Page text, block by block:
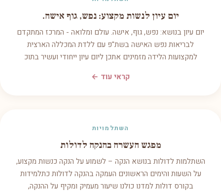
יום עיון לנשות מקצוע: נפש, גוף אישה.
יום עיון בנושא: נפש, גוף, אישה. עולם ומלואה - המרכז המתקדם
לבריאות נפש האישה בשת"פ עם ללדת המכללה הארצית
למקצועות הלידה מזמינים אתכן ליום עיון ייחודי ועשיר בתוכ
קראי עוד ←
השתלמויות
מפגש העשרה בהנקה לדולות
השתלמות לדולות בנושא הנקה – לשמוע על הנקה כנשות מקצוע,
על השעות והימים הראשונים העמקה בהנקה לדולות כתלמידות
בקורס דולות למדנו כולנו שיעור מעמיק ומקיף על ההנקה,